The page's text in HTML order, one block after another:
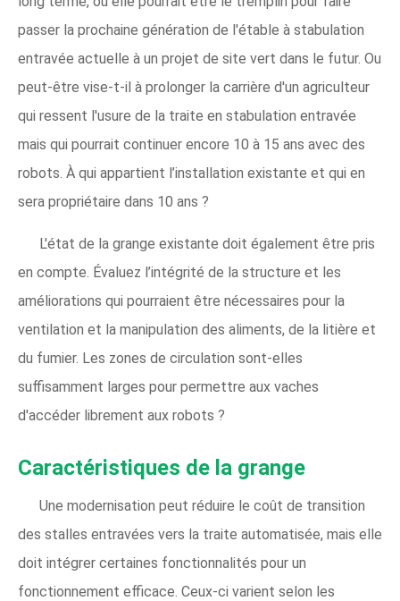
passer la prochaine génération de l'étable à stabulation
entravée actuelle à un projet de site vert dans le futur. Ou
peut-être vise-t-il à prolonger la carrière d'un agriculteur
qui ressent l'usure de la traite en stabulation entravée
mais qui pourrait continuer encore 10 à 15 ans avec des
robots. À qui appartient l’installation existante et qui en
sera propriétaire dans 10 ans ?
L'état de la grange existante doit également être pris
en compte. Évaluez l’intégrité de la structure et les
améliorations qui pourraient être nécessaires pour la
ventilation et la manipulation des aliments, de la litière et
du fumier. Les zones de circulation sont-elles
suffisamment larges pour permettre aux vaches
d'accéder librement aux robots ?
Caractéristiques de la grange
Une modernisation peut réduire le coût de transition
des stalles entravées vers la traite automatisée, mais elle
doit intégrer certaines fonctionnalités pour un
fonctionnement efficace. Ceux-ci varient selon les